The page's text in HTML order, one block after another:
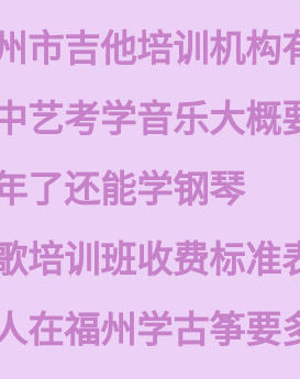
市吉他培训机构
艺考学音乐大概
了还能学钢琴
培训班收费标准
在福州学古筝要